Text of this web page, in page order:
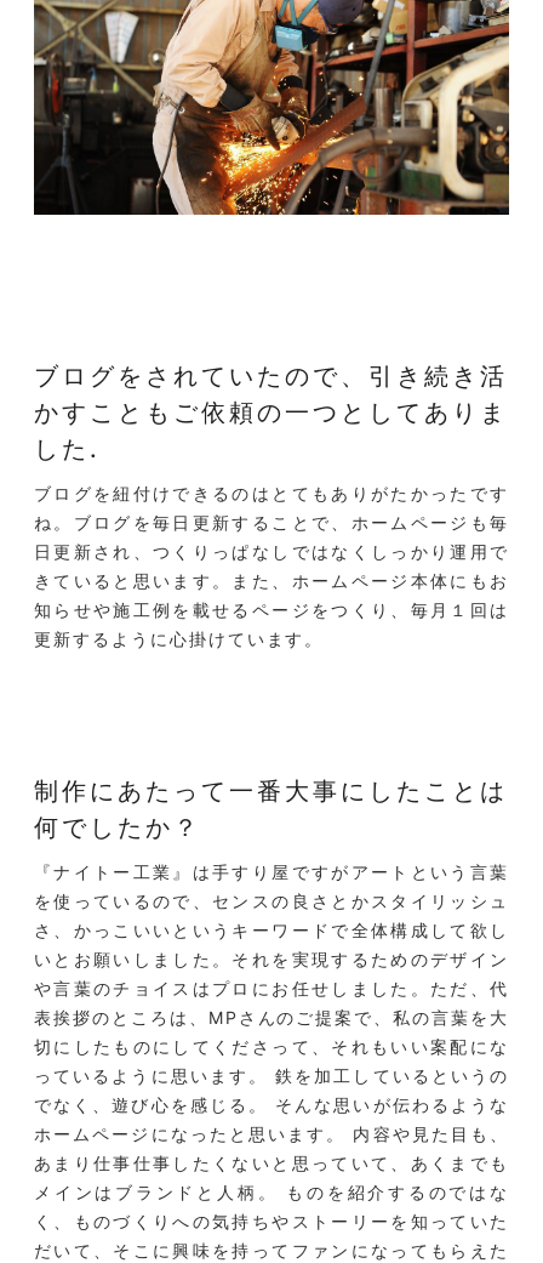
ブログをされていたので、 引き続き活
かすこともご依頼の一つとしてありま
した.
ブログを紐付けできるのはとてもありがたかったです
ね。ブログを毎日更新することで、ホームページも毎
日更新され、つくりっぱなしではなくしっかり運用で
きていると思います。また、ホームページ本体にもお
知らせや施工例を載せるページをつくり、毎月１回は
更新するように心掛けています。
制作にあたって一番大事にしたことは
何でしたか？
『ナイトー工業』は手すり屋ですがアートという言葉
を使っているので、センスの良さとかスタイリッシュ
さ、かっこいいというキーワードで全体構成して欲し
いとお願いしました。それを実現するためのデザイン
や言葉のチョイスはプロにお任せしました。ただ、代
表挨拶のところは、MPさんのご提案で、私の言葉を大
切にしたものにしてくださって、それもいい案配にな
っているように思います。 鉄を加工しているというの
でなく、遊び心を感じる。 そんな思いが伝わるような
ホームページになったと思います。 内容や見た目も、
あまり仕事仕事したくないと思っていて、あくまでも
メインはブランドと人柄。 ものを紹介するのではな
く、ものづくりへの気持ちやストーリーを知っていた
だいて、そこに興味を持ってファンになってもらえた